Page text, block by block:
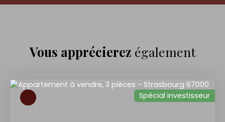
Vous apprécierez également
Spécial investisseur